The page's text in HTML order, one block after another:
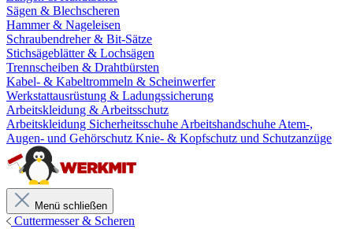
Sägen & Blechscheren
Hammer & Nageleisen
Schraubendreher & Bit-Sätze
Stichsägeblätter & Lochsägen
Trennscheiben & Drahtbürsten
Kabel- & Kabeltrommeln & Scheinwerfer
Werkstattausrüstung & Ladungssicherung
Arbeitskleidung & Arbeitsschutz
Arbeitskleidung Sicherheitsschuhe Arbeitshandschuhe Atem-,
Augen- und Gehörschutz Knie- & Kopfschutz und Schutzanzüge
Menü schließen
Cuttermesser & Scheren